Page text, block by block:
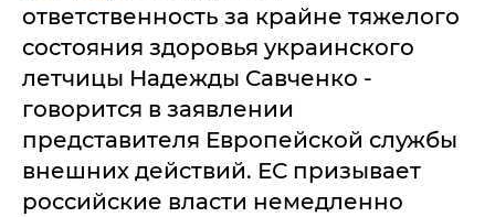
ответственность за крайне тяжелого
состояния здоровья украинского
летчицы Надежды Савченко -
говорится в заявлении
представителя Европейской службы
внешних действий. ЕС призывает
российские власти немедленно